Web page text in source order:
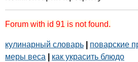
Forum with id 91 is not found.
кулинарный словарь поварские
меры веса
как украсить блюдо